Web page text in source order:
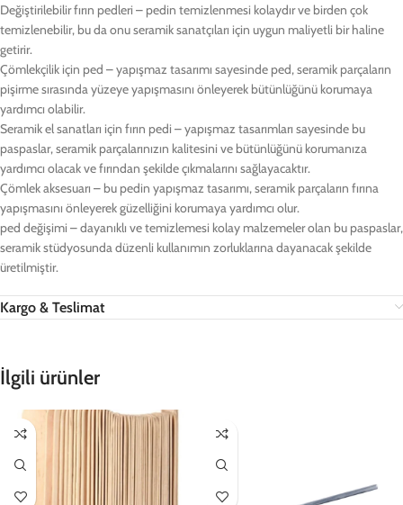
Değiştirilebilir fırın pedleri – pedin temizlenmesi kolaydır ve birden çok
temizlenebilir, bu da onu seramik sanatçıları için uygun maliyetli bir haline
getirir.
Çömlekçilik için ped – yapışmaz tasarımı sayesinde ped, seramik parçaların
pişirme sırasında yüzeye yapışmasını önleyerek bütünlüğünü korumaya
yardımcı olabilir.
Seramik el sanatları için fırın pedi – yapışmaz tasarımları sayesinde bu
paspaslar, seramik parçalarınızın kalitesini ve bütünlüğünü korumanıza
yardımcı olacak ve fırından şekilde çıkmalarını sağlayacaktır.
Çömlek aksesuarı – bu pedin yapışmaz tasarımı, seramik parçaların fırına
yapışmasını önleyerek güzelliğini korumaya yardımcı olur.
ped değişimi – dayanıklı ve temizlemesi kolay malzemeler olan bu paspaslar,
seramik stüdyosunda düzenli kullanımın zorluklarına dayanacak şekilde
üretilmiştir.
Kargo & Teslimat
İlgili ürünler